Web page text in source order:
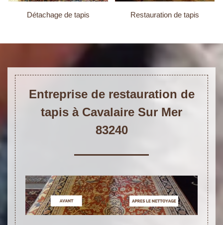
Détachage de tapis Restauration de tapis
Entreprise de restauration de
tapis à Cavalaire Sur Mer
83240